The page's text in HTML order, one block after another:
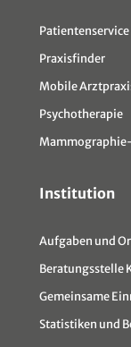
Patientenservice
Praxisfinder
Mobile
Psychotherapie
Institution
Aufgaben und
Beratungsstelle
Gemeinsame
Statistiken und